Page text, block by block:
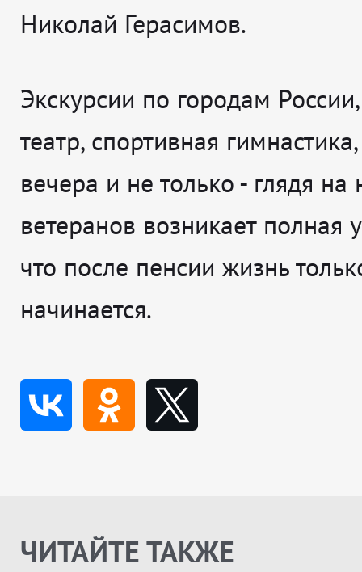
Николай Герасимов.
Экскурсии по городам
театр, спортивная
вечера и не только - глядя
ветеранов возникает полная
что после пенсии жизнь
начинается.
ЧИТАЙТЕ ТАКЖЕ